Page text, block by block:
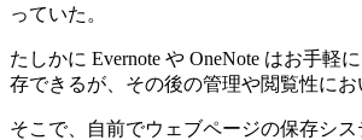
っていた。
たしかに Evernote や OneNote はお手軽
存できるが、その後の管理や閲覧性にお
そこで、自前でウェブページの保存シ